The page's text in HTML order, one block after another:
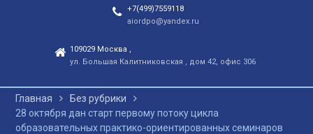
+7(499)7559118
aiordpo@yandex.ru
109029 Москва ,
ул. Большая Калитниковская , дом 42, офис 306
Главная
Без рубрики
28 октября дан старт первому потоку цикла
образовательных практико-ориентированных семинаров